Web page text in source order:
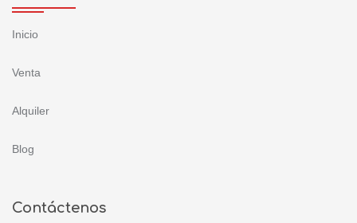
Inicio
Venta
Alquiler
Blog
Contáctenos